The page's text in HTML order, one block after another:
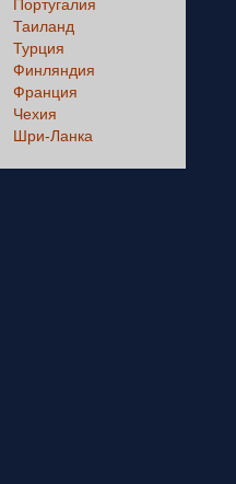
Португалия
Таиланд
Турция
Финляндия
Франция
Чехия
Шри-Ланка